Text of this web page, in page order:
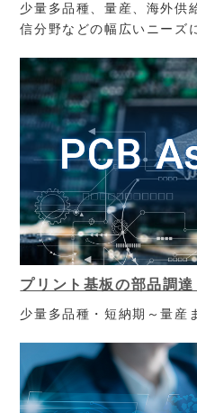
少量多品種、量産、海外供
信分野などの幅広いニーズ
プリント基板の部品調達
少量多品種・短納期～量産